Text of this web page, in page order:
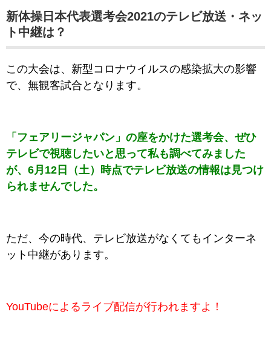
新体操日本代表選考会2021のテレビ放送・ネッ
ト中継は？
この大会は、新型コロナウイルスの感染拡大の影響
で、無観客試合となります。
「フェアリージャパン」の座をかけた選考会、ぜひ
テレビで視聴したいと思って私も調べてみました
が、6月12日（土）時点でテレビ放送の情報は見つけ
られませんでした。
ただ、今の時代、テレビ放送がなくてもインターネ
ット中継があります。
YouTubeによるライブ配信が行われますよ！